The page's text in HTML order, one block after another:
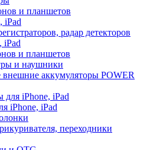
и планшетов
iPad
радар детекторов
iPad
и планшетов
и наушники
внешние аккумуляторы POWER
iPhone, iPad
iPhone, iPad
переходники